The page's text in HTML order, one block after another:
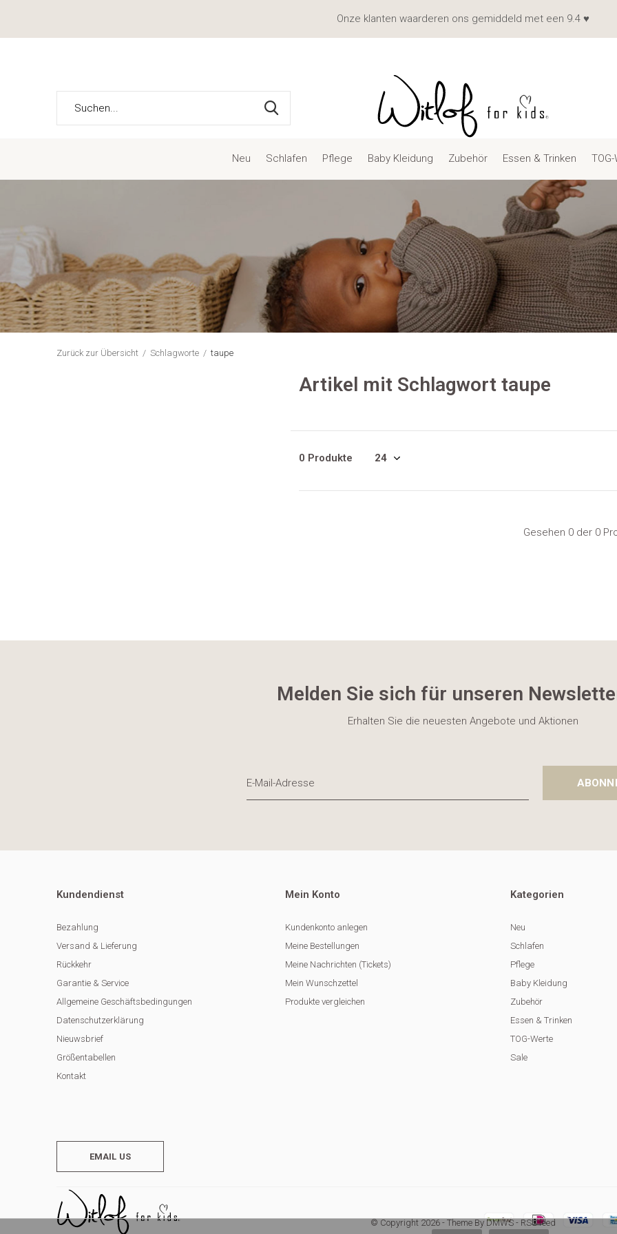
Neu Schlafen Pflege Baby Kleidung Zubehör Essen & Trinken
Onze klanten waarderen ons gemiddeld met een 9.4 ♥
Zurück zur Übersicht Schlagworte taupe
Artikel mit Schlagwort taupe
0 Produkte
Gesehen 0 der 0
Melden Sie sich für unseren
Erhalten Sie die neuesten Angebote und Aktionen
Kundendienst
Bezahlung
Versand & Lieferung
Rückkehr
Garantie & Service
Allgemeine Geschäftsbedingungen
Datenschutzerklärung
Nieuwsbrief
Größentabellen
Kontakt
Mein Konto
Kundenkonto anlegen
Meine Bestellungen
Meine Nachrichten (Tickets)
Mein Wunschzettel
Produkte vergleichen
Kategorien
Neu
Schlafen
Pflege
Baby Kleidung
Zubehör
Essen & Trinken
TOG-Werte
Sale
EMAIL US
© Copyright 2026- Theme By DMWS- RSS feed